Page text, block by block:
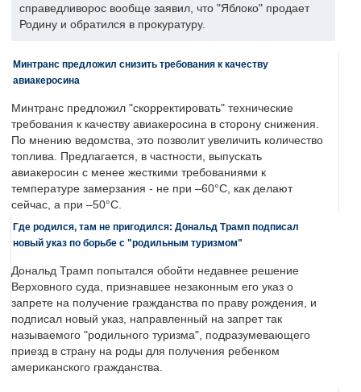
справедливорос вообще заявил, что "Яблоко" продает
Родину и обратился в прокуратуру.
Минтранс предложил снизить требования к качеству
авиакеросина
Минтранс предложил "скорректировать" технические
требования к качеству авиакеросина в сторону снижения.
По мнению ведомства, это позволит увеличить количество
топлива. Предлагается, в частности, выпускать
авиакеросин с менее жесткими требованиями к
температуре замерзания - не при –60°C, как делают
сейчас, а при –50°C.
Где родился, там не пригодился: Дональд Трамп подписал
новый указ по борьбе с "родильным туризмом"
Дональд Трамп попытался обойти недавнее решение
Верховного суда, признавшее незаконным его указ о
запрете на получение гражданства по праву рождения, и
подписал новый указ, направленный на запрет так
называемого "родильного туризма", подразумевающего
приезд в страну на роды для получения ребенком
американского гражданства.